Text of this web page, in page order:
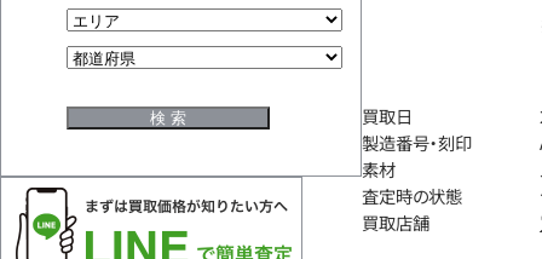
買取日
製造番号・刻印
素材
査定時の状態
買取店舗